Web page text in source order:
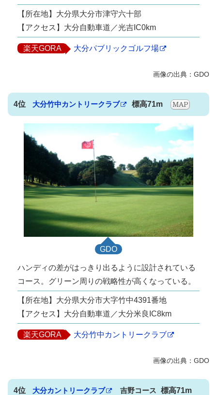
【所在地】大分県大分市津守六十部
【アクセス】大分自動車道／光吉IC0km
楽天GORA 大分パブリックゴルフ場
4位 大分竹中カントリークラブ 標高71m
GDO
ハンディの差がはっきり出るように設計されている
コース。グリーン周りの戦略性が高くなっている。
【所在地】大分県大分市大字竹中4391番地
【アクセス】大分自動車道／大分米良IC8km
楽天GORA 大分竹中カントリークラブ
4位 大分カントリークラブ 吉野コース 標高71m